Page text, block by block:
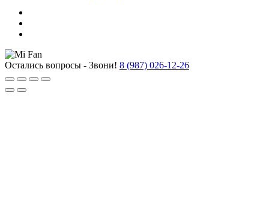
Остались вопросы - Звони! 8 (987) 026-12-26